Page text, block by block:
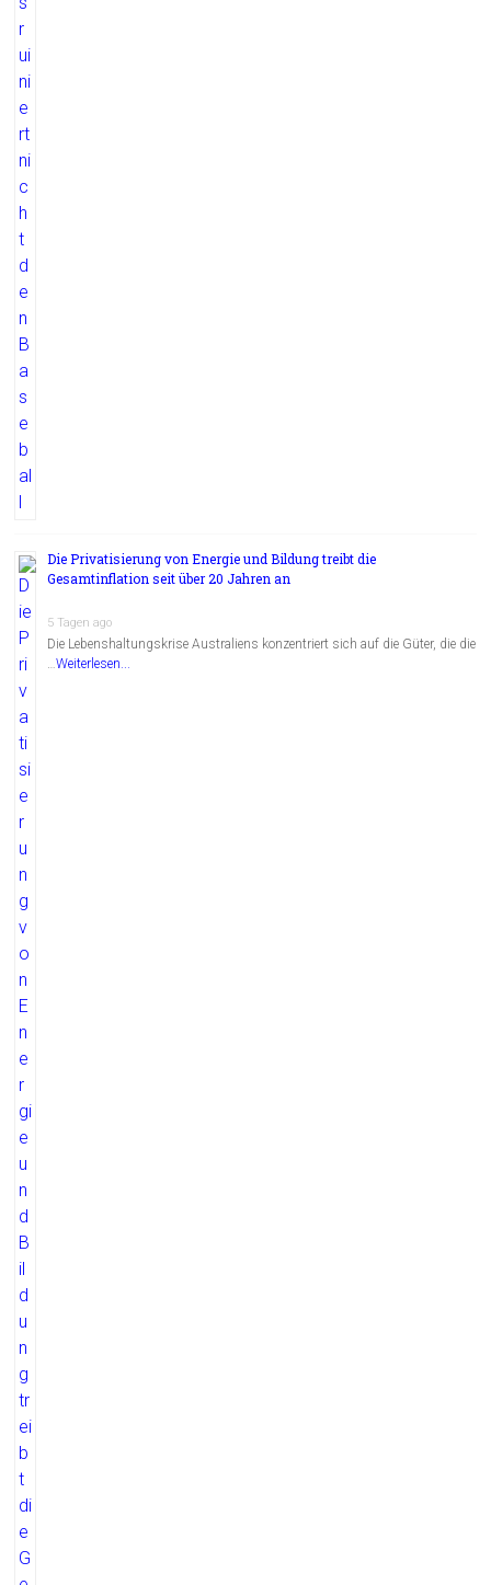
Die Privatisierung von Energie und Bildung treibt die
Gesamtinflation seit über 20 Jahren an
5 Tagen ago
Die Lebenshaltungskrise Australiens konzentriert sich auf die Güter, die die
…Weiterlesen...